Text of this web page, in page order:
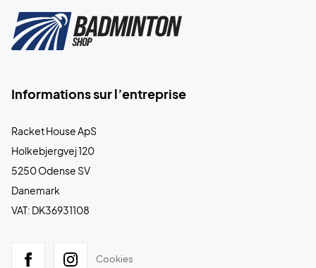
Informations sur l’entreprise
Racket House ApS
Holkebjergvej 120
5250 Odense SV
Danemark
VAT: DK36931108
Cookies